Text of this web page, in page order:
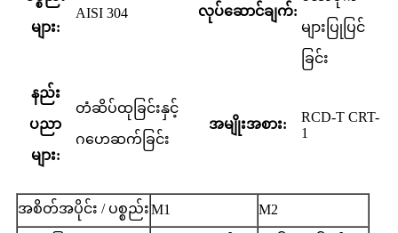
များ:
AISI 304 လုပ်ဆောင်ချက်:
များပြုပြင်
ခြင်း
နည်း
ပညာ
များ:
တံဆိပ်ထုခြင်းနှင့်
ဂဟေဆက်ခြင်း
အမျိုးအစား:
RCD-T CRT-
1
အစိတ်အပိုင်း / ပစ္စည်းM1 M2